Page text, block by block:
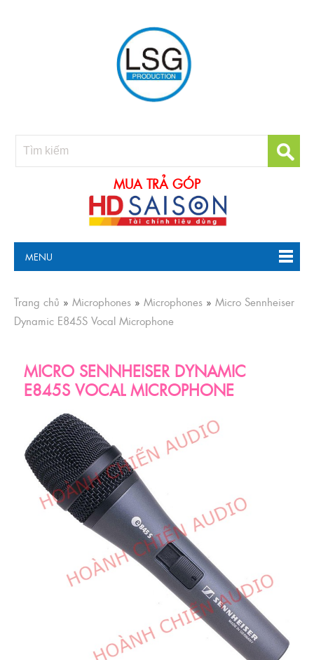
MUA TRẢ GÓP
MENU
Trang chủ » Microphones » Microphones » Micro Sennheiser
Dynamic E845S Vocal Microphone
MICRO SENNHEISER DYNAMIC
E845S VOCAL MICROPHONE